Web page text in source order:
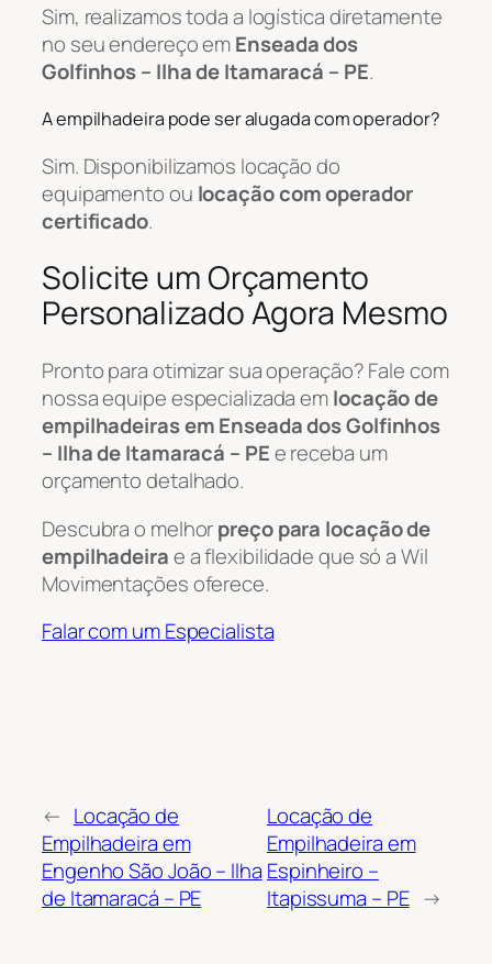
Sim, realizamos toda a logística diretamente
no seu endereço emEnseada dos
Golfinhos – Ilha de Itamaracá – PE.
A empilhadeira pode ser alugada com operador?
Sim. Disponibilizamos locação do
equipamento ou locação com operador
certificado.
Solicite um Orçamento
Personalizado Agora Mesmo
Pronto para otimizar sua operação? Fale com
nossa equipe especializada emlocação de
empilhadeiras em Enseada dos Golfinhos
– Ilha de Itamaracá – PEe receba um
orçamento detalhado.
Descubra o melhorpreço para locação de
empilhadeirae a flexibilidade que só a Wil
Movimentações oferece.
Falar com um Especialista
← Locação de
Empilhadeira em
Engenho São João – Ilha
de Itamaracá – PE
Locação de
Empilhadeira em
Espinheiro –
Itapissuma – PE →